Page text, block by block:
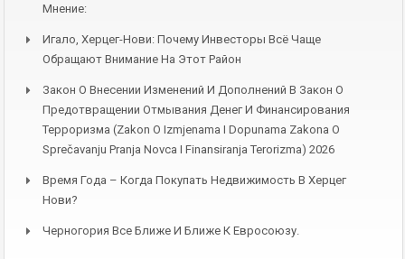
Мнение:
Игало, Херцег-Нови: Почему Инвесторы Всё Чаще
Обращают Внимание На Этот Район
Закон О Внесении Изменений И Дополнений В Закон О
Предотвращении Отмывания Денег И Финансирования
Терроризма (Zakon O Izmjenama I Dopunama Zakona O
Sprečavanju Pranja Novca I Finansiranja Terorizma) 2026
Время Года – Когда Покупать Недвижимость В Херцег
Нови?
Черногория Все Ближе И Ближе К Евросоюзу.